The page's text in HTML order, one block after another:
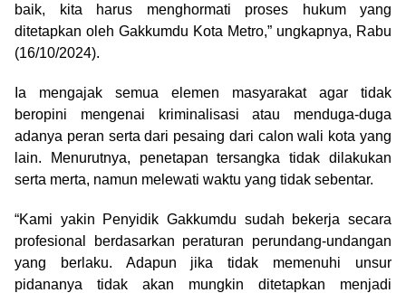
baik, kita harus menghormati proses hukum yang
ditetapkan oleh Gakkumdu Kota Metro,” ungkapnya, Rabu
(16/10/2024).
Ia mengajak semua elemen masyarakat agar tidak
beropini mengenai kriminalisasi atau menduga-duga
adanya peran serta dari pesaing dari calon wali kota yang
lain. Menurutnya, penetapan tersangka tidak dilakukan
serta merta, namun melewati waktu yang tidak sebentar.
“Kami yakin Penyidik Gakkumdu sudah bekerja secara
profesional berdasarkan peraturan perundang-undangan
yang berlaku. Adapun jika tidak memenuhi unsur
pidananya tidak akan mungkin ditetapkan menjadi